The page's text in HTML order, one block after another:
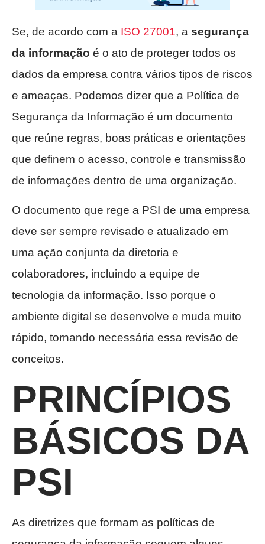
Se, de acordo com a ISO 27001, a segurança
da informação é o ato de proteger todos os
dados da empresa contra vários tipos de riscos
e ameaças. Podemos dizer que a Política de
Segurança da Informação é um documento
que reúne regras, boas práticas e orientações
que definem o acesso, controle e transmissão
de informações dentro de uma organização.
O documento que rege a PSI de uma empresa
deve ser sempre revisado e atualizado em
uma ação conjunta da diretoria e
colaboradores, incluindo a equipe de
tecnologia da informação. Isso porque o
ambiente digital se desenvolve e muda muito
rápido, tornando necessária essa revisão de
conceitos.
PRINCÍPIOS
BÁSICOS DA
PSI
As diretrizes que formam as políticas de